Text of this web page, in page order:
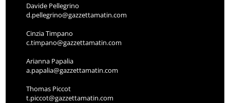
Davide Pellegrino
d.pellegrino@gazzettamatin.com
Cinzia Timpano
c.timpano@gazzettamatin.com
Arianna Papalia
a.papalia@gazzettamatin.com
Thomas Piccot
t.piccot@gazzettamatin.com